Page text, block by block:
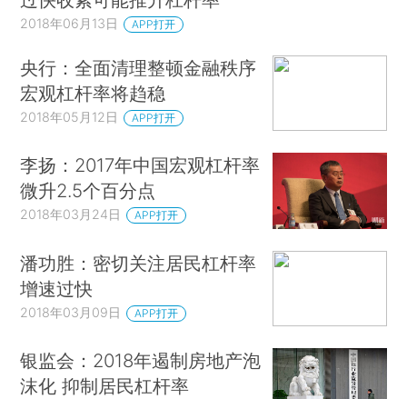
2018年06月13日 APP打开
央行：全面清理整顿金融秩序
宏观杠杆率将趋稳
2018年05月12日 APP打开
李扬：2017年中国宏观杠杆率
微升2.5个百分点
2018年03月24日 APP打开
潘功胜：密切关注居民杠杆率
增速过快
2018年03月09日 APP打开
银监会：2018年遏制房地产泡
沫化 抑制居民杠杆率